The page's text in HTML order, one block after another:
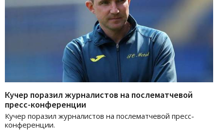
Кучер поразил журналистов на послематчевой
пресс-конференции
Кучер поразил журналистов на послематчевой пресс-
конференции.